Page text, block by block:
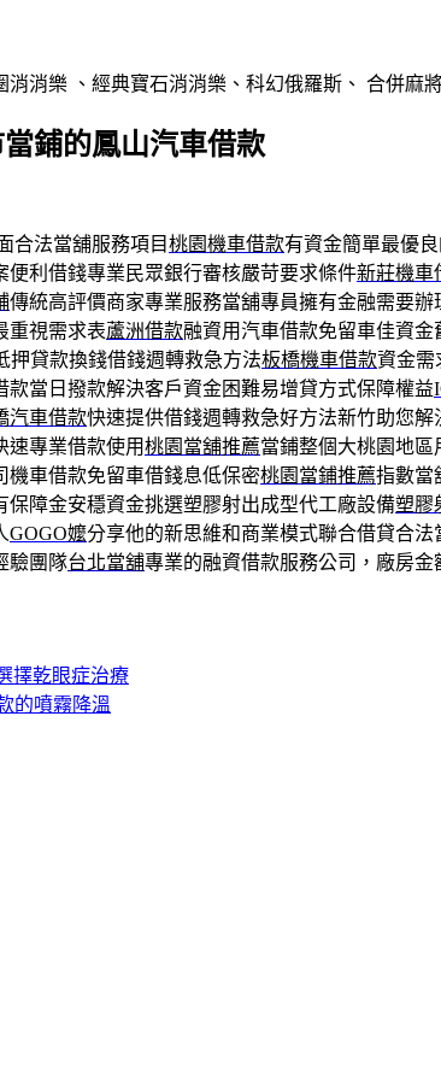
消樂 、經典寶石消消樂、科幻俄羅斯、 合併麻
鋪的鳳山汽車借款
合法當舖服務項目桃園機車借款有資金簡單最優
便利借錢專業民眾銀行審核嚴苛要求條件新莊機車
傳統高評價商家專業服務當舖專員擁有金融需要辦
重視需求表蘆洲借款融資用汽車借款免留車佳資
押貸款換錢借錢週轉救急方法板橋機車借款資金需
款當日撥款解決客戶資金困難易增貸方式保障權益
汽車借款快速提供借錢週轉救急好方法新竹助您解
速專業借款使用桃園當舖推薦當鋪整個大桃園地
機車借款免留車借錢息低保密桃園當鋪推薦指數當
保障金安穩資金挑選塑膠射出成型代工廠設備塑膠
GOGO嬤分享他的新思維和商業模式聯合借貸合法
驗團隊台北當舖專業的融資借款服務公司，廠房
擇乾眼症治療
的噴霧降溫